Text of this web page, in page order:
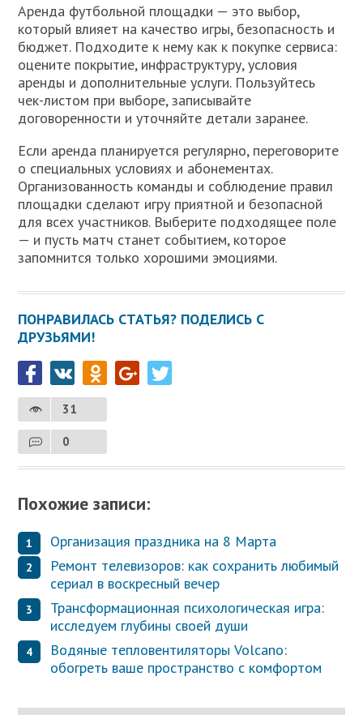
Аренда футбольной площадки — это выбор,
который влияет на качество игры, безопасность и
бюджет. Подходите к нему как к покупке сервиса:
оцените покрытие, инфраструктуру, условия
аренды и дополнительные услуги. Пользуйтесь
чек-листом при выборе, записывайте
договоренности и уточняйте детали заранее.
Если аренда планируется регулярно, переговорите
о специальных условиях и абонементах.
Организованность команды и соблюдение правил
площадки сделают игру приятной и безопасной
для всех участников. Выберите подходящее поле
— и пусть матч станет событием, которое
запомнится только хорошими эмоциями.
ПОНРАВИЛАСЬ СТАТЬЯ? ПОДЕЛИСЬ С
ДРУЗЬЯМИ!
31
0
Похожие записи:
Организация праздника на 8 Марта
Ремонт телевизоров: как сохранить любимый
сериал в воскресный вечер
Трансформационная психологическая игра:
исследуем глубины своей души
Водяные тепловентиляторы Volcano:
обогреть ваше пространство с комфортом